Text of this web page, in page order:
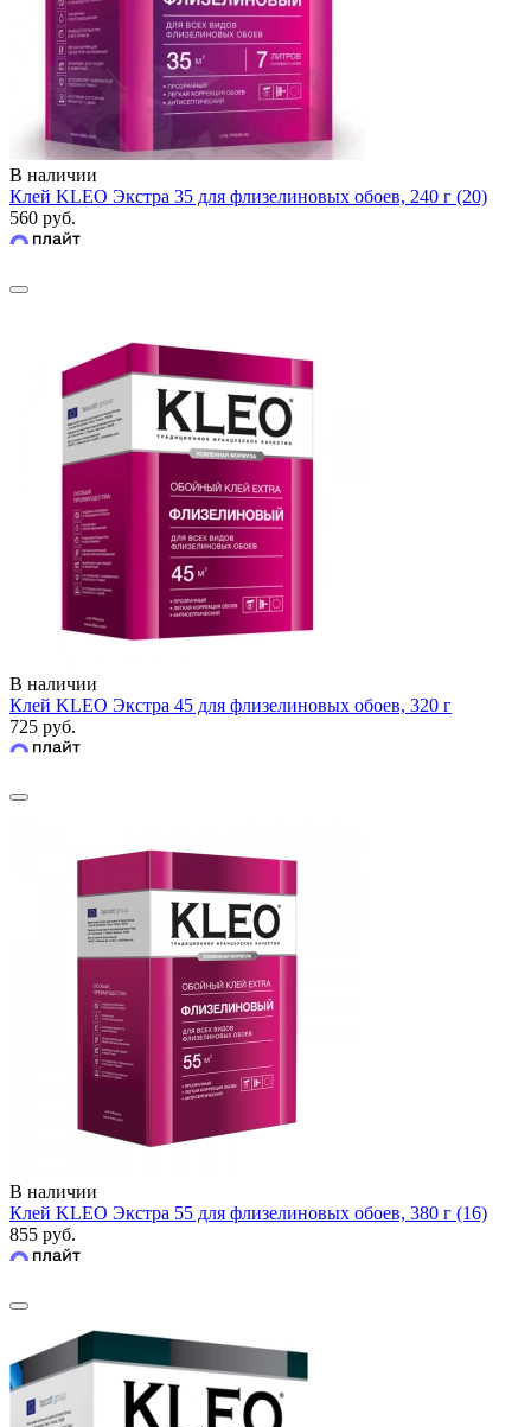
В наличии
Клей KLEO Экстра 35 для флизелиновых обоев, 240 г (20)
560 руб.
В наличии
Клей KLEO Экстра 45 для флизелиновых обоев, 320 г
725 руб.
В наличии
Клей KLEO Экстра 55 для флизелиновых обоев, 380 г (16)
855 руб.